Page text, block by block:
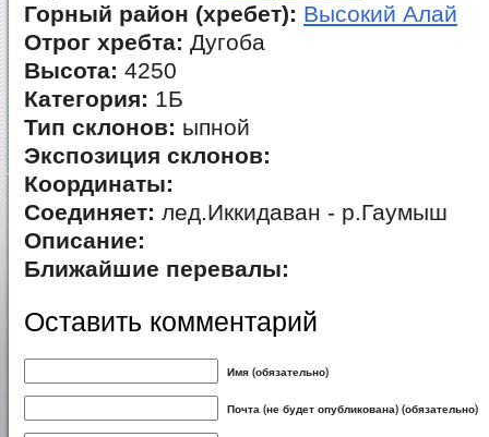
Горный район (хребет): Высокий Алай
Отрог хребта: Дугоба
Высота: 4250
Категория: 1Б
Тип склонов: ыпной
Экспозиция склонов:
Координаты:
Соединяет: лед.Иккидаван - р.Гаумыш
Описание:
Ближайшие перевалы:
Оставить комментарий
Имя (обязательно)
Почта (не будет опубликована) (обязательно)